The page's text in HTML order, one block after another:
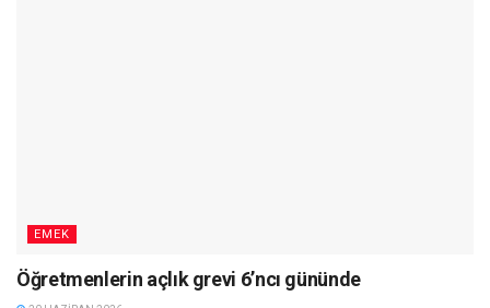
EMEK
Öğretmenlerin açlık grevi 6’ncı gününde